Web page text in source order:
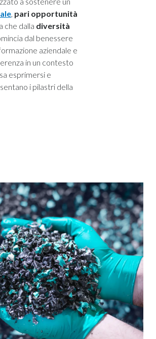
, pari opportunità
che dalla diversità
dal benessere
aziendale e
in un contesto
esprimersi e
i pilastri della